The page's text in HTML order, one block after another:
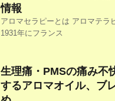
情報
アロマセラピーとは アロマテラ
1931年にフランス
生理痛・PMSの痛み不
するアロマオイル、ブ